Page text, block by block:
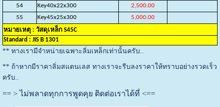
54
Key40x22x300
2,500.00
55
Key45x25x300
5,000.00
หมายเหตุ : วัสดุเหล็ก S45C
Standard : JIS B 1301
** ทางเรามีจำหน่ายเฉพาะลิ่มเหล็กเท่านั้นครับ..
** ถ้าหากมีราคาลิ่มสแตนเลส ทางเราจะรีบลงราคาให้ทราบอย่างรวดเร็ว
ครับ..
== > ไม่พลาดทุกการพูดคุย ติดต่อเราได้ที่ <==